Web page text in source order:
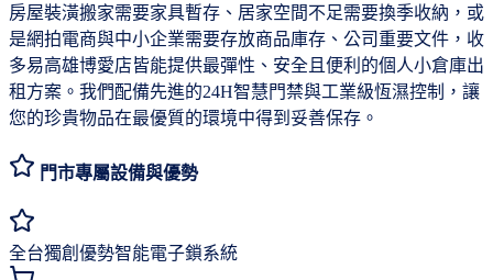
房屋裝潢搬家需要家具暫存、居家空間不足需要換季收納，或
是網拍電商與中小企業需要存放商品庫存、公司重要文件，收
多易高雄博愛店皆能提供最彈性、安全且便利的個人小倉庫出
租方案。我們配備先進的24H智慧門禁與工業級恆濕控制，讓
您的珍貴物品在最優質的環境中得到妥善保存。
門市專屬設備與優勢
全台獨創優勢智能電子鎖系統